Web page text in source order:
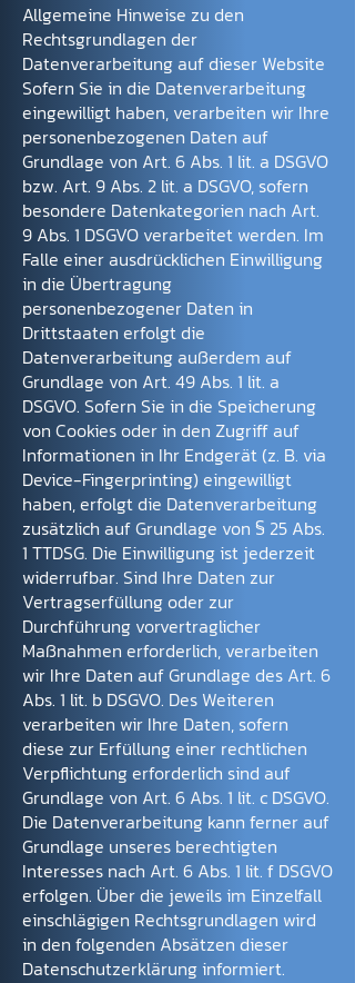
Allgemeine Hinweise zu den
Rechtsgrundlagen der
Datenverarbeitung auf dieser Website
Sofern Sie in die Datenverarbeitung
eingewilligt haben, verarbeiten wir Ihre
personenbezogenen Daten auf
Grundlage von Art. 6 Abs. 1 lit. a DSGVO
bzw. Art. 9 Abs. 2 lit. a DSGVO, sofern
besondere Datenkategorien nach Art.
9 Abs. 1 DSGVO verarbeitet werden. Im
Falle einer ausdrücklichen Einwilligung
in die Übertragung
personenbezogener Daten in
Drittstaaten erfolgt die
Datenverarbeitung außerdem auf
Grundlage von Art. 49 Abs. 1 lit. a
DSGVO. Sofern Sie in die Speicherung
von Cookies oder in den Zugriff auf
Informationen in Ihr Endgerät (z. B. via
Device-Fingerprinting) eingewilligt
haben, erfolgt die Datenverarbeitung
zusätzlich auf Grundlage von § 25 Abs.
1 TTDSG. Die Einwilligung ist jederzeit
widerrufbar. Sind Ihre Daten zur
Vertragserfüllung oder zur
Durchführung vorvertraglicher
Maßnahmen erforderlich, verarbeiten
wir Ihre Daten auf Grundlage des Art. 6
Abs. 1 lit. b DSGVO. Des Weiteren
verarbeiten wir Ihre Daten, sofern
diese zur Erfüllung einer rechtlichen
Verpflichtung erforderlich sind auf
Grundlage von Art. 6 Abs. 1 lit. c DSGVO.
Die Datenverarbeitung kann ferner auf
Grundlage unseres berechtigten
Interesses nach Art. 6 Abs. 1 lit. f DSGVO
erfolgen. Über die jeweils im Einzelfall
einschlägigen Rechtsgrundlagen wird
in den folgenden Absätzen dieser
Datenschutzerklärung informiert.